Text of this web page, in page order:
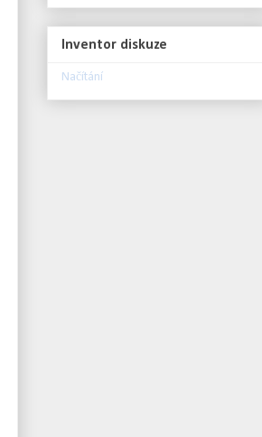
Inventor diskuze
Načítání